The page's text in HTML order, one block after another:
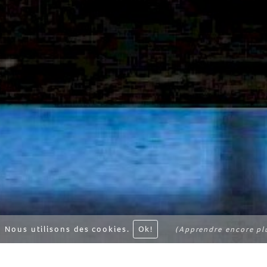
Nous utilisons des cookies. Ok! (Apprendre encore